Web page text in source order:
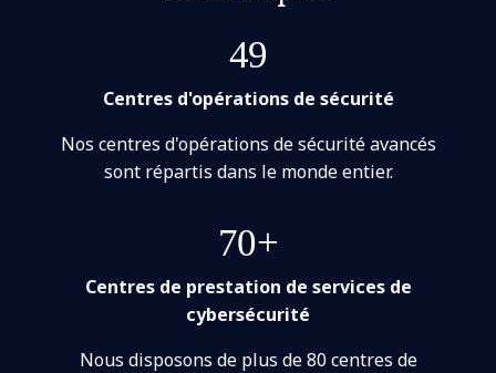
49
Centres d'opérations de sécurité
Nos centres d'opérations de sécurité avancés
sont répartis dans le monde entier.
70+
Centres de prestation de services de
cybersécurité
Nous disposons de plus de 80 centres de